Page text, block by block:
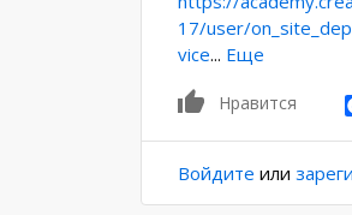
17/user/
vice... Еще
0
Нравится
Войдите или